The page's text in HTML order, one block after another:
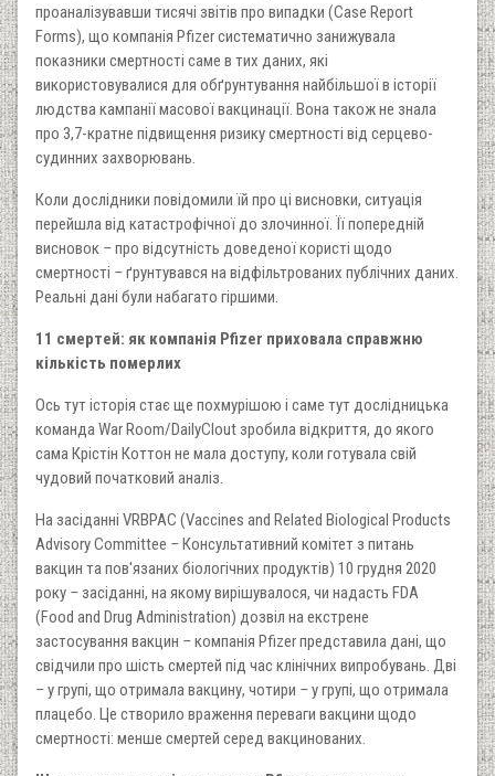
проаналізувавши тисячі звітів про випадки (Case Report
Forms), що компанія Pfizer систематично занижувала
показники смертності саме в тих даних, які
використовувалися для обґрунтування найбільшої в історії
людства кампанії масової вакцинації. Вона також не знала
про 3,7-кратне підвищення ризику смертності від серцево-
судинних захворювань.
Коли дослідники повідомили їй про ці висновки, ситуація
перейшла від катастрофічної до злочинної. Її попередній
висновок –про відсутність доведеної користі щодо
смертності –ґрунтувався на відфільтрованих публічних даних.
Реальні дані були набагато гіршими.
11 смертей: як компанія Pfizer приховала справжню
кількість померлих
Ось тут історія стає ще похмурішою і саме тут дослідницька
команда War Room/DailyClout зробила відкриття, до якого
сама Крістін Коттон не мала доступу, коли готувала свій
чудовий початковий аналіз.
На засіданні VRBPAC (Vaccines and Related Biological Products
Advisory Committee –Консультативний комітет з питань
вакцин та пов'язаних біологічних продуктів) 10 грудня 2020
року – засіданні, на якому вирішувалося, чи надасть FDA
(Food and Drug Administration) дозвіл на екстрене
застосування вакцин –компанія Pfizer представила дані, що
свідчили про шість смертей під час клінічних випробувань. Дві
–у групі, що отримала вакцину, чотири –у групі, що отримала
плацебо. Це створило враження переваги вакцини щодо
смертності: менше смертей серед вакцинованих.